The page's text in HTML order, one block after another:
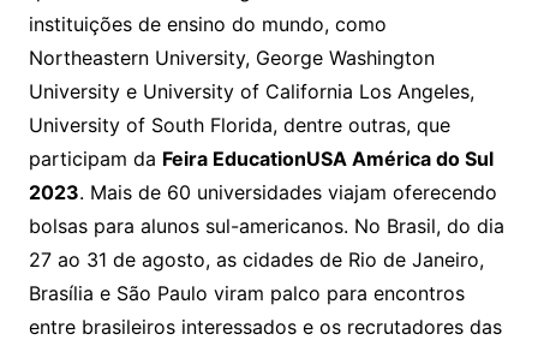
instituições de ensino do mundo, como
Northeastern University, George Washington
University e University of California Los Angeles,
University of South Florida, dentre outras, que
participam da Feira EducationUSA América do Sul
2023. Mais de 60 universidades viajam oferecendo
bolsas para alunos sul-americanos. No Brasil, do dia
27 ao 31 de agosto, as cidades de Rio de Janeiro,
Brasília e São Paulo viram palco para encontros
entre brasileiros interessados e os recrutadores das